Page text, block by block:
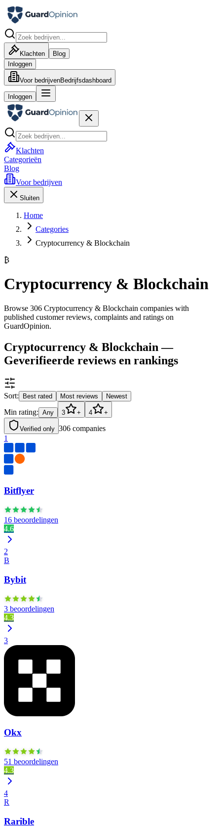
Klachten
Blog
Inloggen
Voor bedrijvenBedrijfsdashboard
Inloggen
Klachten
Categorieën
Blog
Voor bedrijven
Sluiten
Home
Categories
Cryptocurrency & Blockchain
₿
Cryptocurrency & Blockchain
Browse 306 Cryptocurrency & Blockchain companies with
published customer reviews, complaints and ratings on
GuardOpinion.
Cryptocurrency & Blockchain —
Geverifieerde reviews en rankings
Sort: Best rated Most reviews Newest
Min rating: Any 3 + 4 +
Verified only 306 companies
1
Bitflyer
16 beoordelingen
4.6
2
B
Bybit
3 beoordelingen
4.3
3
Okx
51 beoordelingen
4.3
4
R
Rarible